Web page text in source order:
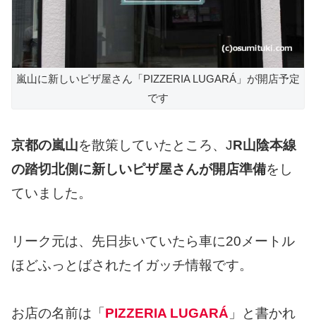
嵐山に新しいピザ屋さん「PIZZERIA LUGARÁ」が開店予定
です
京都の嵐山を散策していたところ、JR山陰本線
の踏切北側に新しいピザ屋さんが開店準備をし
ていました。
リーク元は、先日歩いていたら車に20メートル
ほどふっとばされたイガッチ情報です。
お店の名前は「 PIZZERIA LUGARÁ 」と書かれ